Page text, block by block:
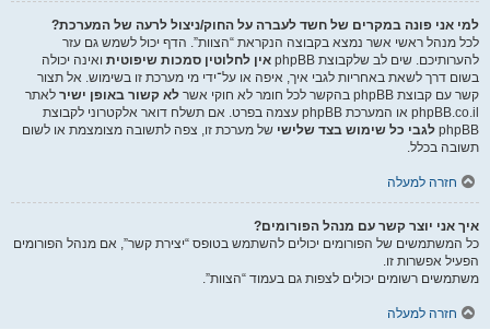
למי אני פונה במקרים של חשד לעברה על החוק/ניצול לרעה של המערכת?
לכל מנהל ראשי אשר נמצא בקבוצה הנקראת “הצוות”. הדף יכול לשמש גם עזר
להערותיכם. שים לב שלקבוצת phpBB
אין לחלוטין סמכות שיפוטית ואינה יכולה
בשום דרך לשאת באחריות לגבי איך, איפה או על־ידי מי מערכת זו בשימוש. אל תצור
קשר עם קבוצת phpBB בהקשר לכל חומר לא חוקי אשר
לא קשור באופן ישיר לאתר
phpBB.co.il או המערכת phpBB עצמה בפרט. אם תשלח דואר אלקטרוני לקבוצת
phpBB לגבי כל שימוש בצד שלישי של מערכת זו, צפה לתשובה מצומצמת או לשום
תשובה בכלל.
חזרה למעלה
איך אני יוצר קשר עם מנהל הפורומים?
כל המשתמשים של הפורומים יכולים להשתמש בטופס “יצירת קשר”, אם מנהל הפורומים
הפעיל אפשרות זו.
משתמשים רשומים יכולים לצפות גם בעמוד “הצוות”.
חזרה למעלה